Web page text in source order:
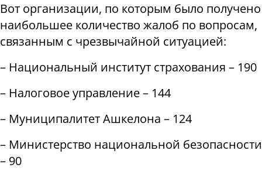
Вот организации, по которым было получено
наибольшее количество жалоб по вопросам,
связанным с чрезвычайной ситуацией:
– Национальный институт страхования – 190
– Налоговое управление – 144
– Муниципалитет Ашкелона – 124
– Министерство национальной безопасности
– 90